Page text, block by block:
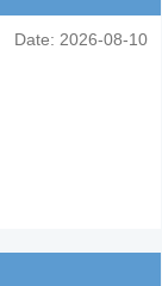
Date: 2026-08-10